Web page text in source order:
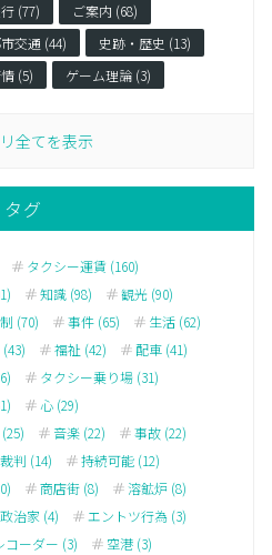
(77)
ご案内 (68)
交通 (44)
史跡・歴史 (13)
(5) ゲーム理論 (3)
全てを表示
タグ
タクシー運賃 (160)
知識 (98)
観光 (90)
(70) 事件 (65)
生活 (62)
福祉 (42)
配車 (41)
タクシー乗り場 (31)
心 (29)
音楽 (22)
事故 (22)
裁判 (14)
持続可能 (12)
商店街 (8)
溶鉱炉 (8)
政治家 (4)
エントツ行為 (3)
コーダー (3)
空港 (3)